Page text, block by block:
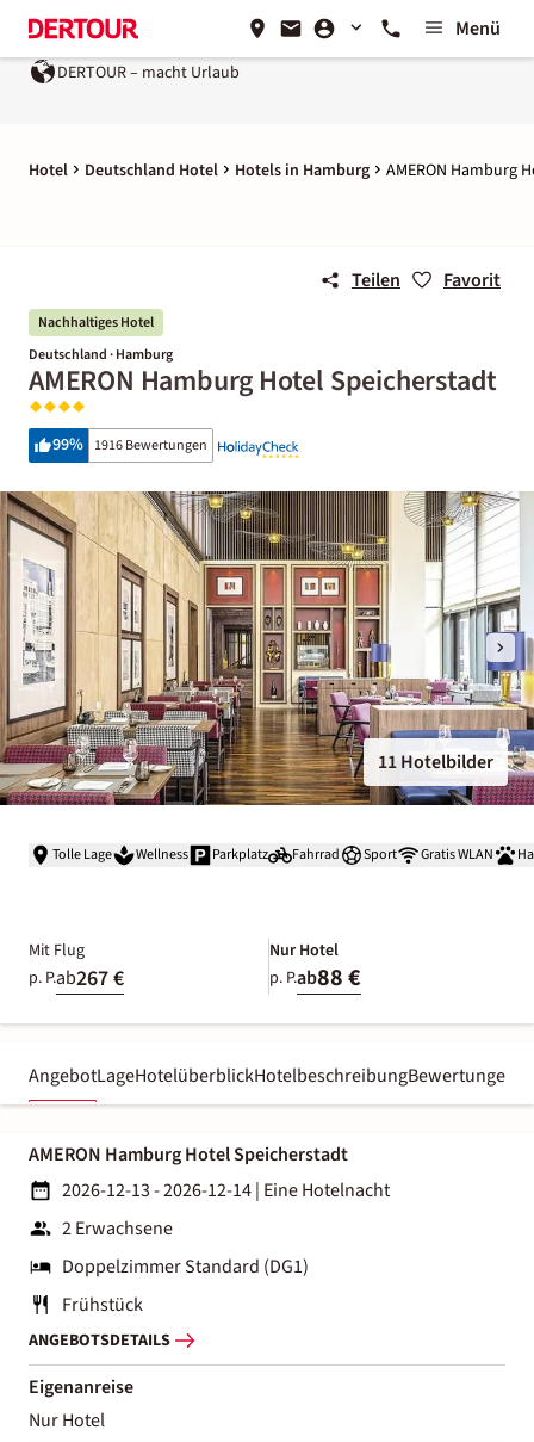
Menü
DERTOUR – macht Urlaub
Hotel Deutschland Hotel Hotels in Hamburg AMERON Hamburg
Teilen Favorit
Nachhaltiges Hotel
Deutschland · Hamburg
AMERON Hamburg Hotel Speicherstadt
99% 1916 Bewertungen
11 Hotelbilder
Tolle Lage Wellness Parkplatz Fahrrad Sport Gratis WLAN
Mit Flug
p. P.ab267 €
Nur Hotel
p. P.ab88 €
AngebotLageHotelüberblickHotelbeschreibungBewertungen
AMERON Hamburg Hotel Speicherstadt
2026-12-13 - 2026-12-14| Eine Hotelnacht
2 Erwachsene
Doppelzimmer Standard (DG1)
Frühstück
ANGEBOTSDETAILS
Eigenanreise
Nur Hotel